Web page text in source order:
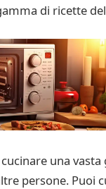
di ricette
cucinare una
persone. Puoi